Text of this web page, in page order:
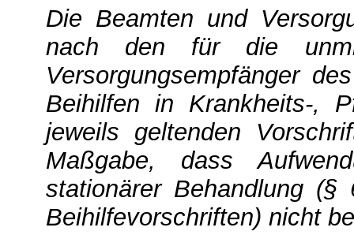
Die Beamten und
nach den für die
Versorgungsempfänger
Beihilfen in Krankheits-,
jeweils geltenden
Maßgabe, dass
stationärer Behandlung
Beihilfevorschriften) nicht